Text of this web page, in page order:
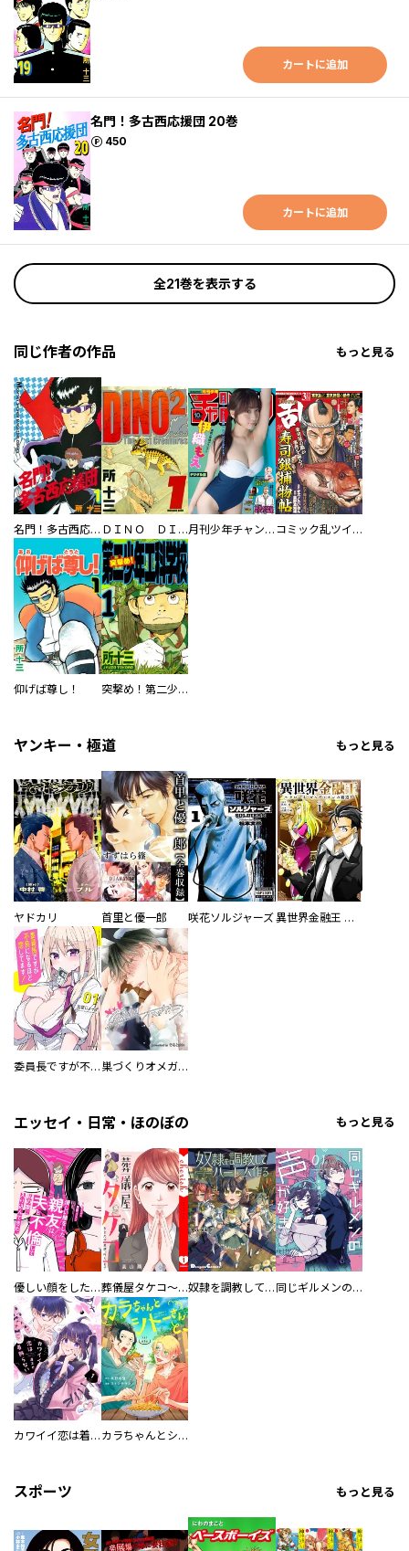
カートに追加
名門！多古西応援団 20巻
450
ポイント
カートに追加
全21巻を表示する
同じ作者の作品 もっと見る
名門！多古西応援団 ＤＩＮＯ ＤＩＮＯ Ｔｈｅ Ｌｏｓｔ Ｃｒｅａｔｕｒｅｓ 月刊少年チャンピオン コミック乱ツインズ
仰げば尊し！ 突撃め！第二少年工科学校
ヤンキー・極道 もっと見る
ヤドカリ 首里と優一郎 咲花ソルジャーズ 異世界金融王 ～クローネ・ゴルディオンの覇道～
委員長ですが不良になるほど恋してます！ 巣づくりオメガバース
エッセイ・日常・ほのぼの もっと見る
優しい顔をした親友は、夫と不倫して私の家に入り込んできた。 葬儀屋タケコ～あなたの最期、叶えます【電子単行本版】 奴隷を調教してハーレム作る 同じギルメンの声が好き
カワイイ恋は着飾らない カラちゃんとシトーさんと、 【分冊版】
スポーツ もっと見る